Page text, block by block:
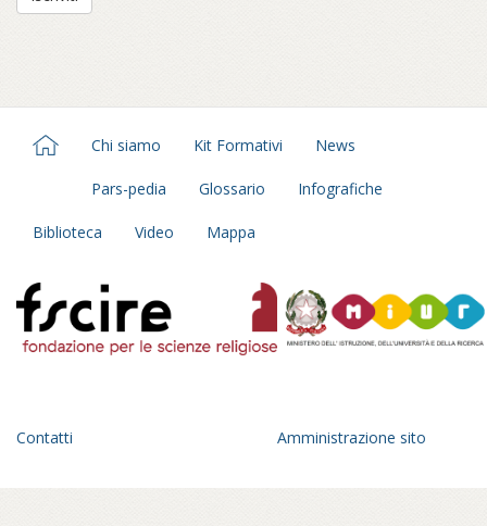
Chi siamo Kit Formativi News
Pars-pedia Glossario Infografiche
Biblioteca Video Mappa
Contatti Amministrazione sito